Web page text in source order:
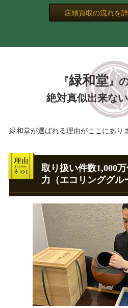
店頭買取の流れを
『緑和堂』
絶対真似出来ない
緑和堂が選ばれる理由がここにあり
取り扱い件数1,000
力（エコリンググル